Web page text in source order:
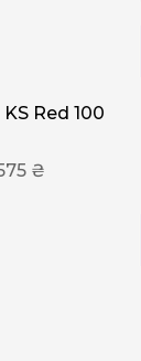
Red 100
₴